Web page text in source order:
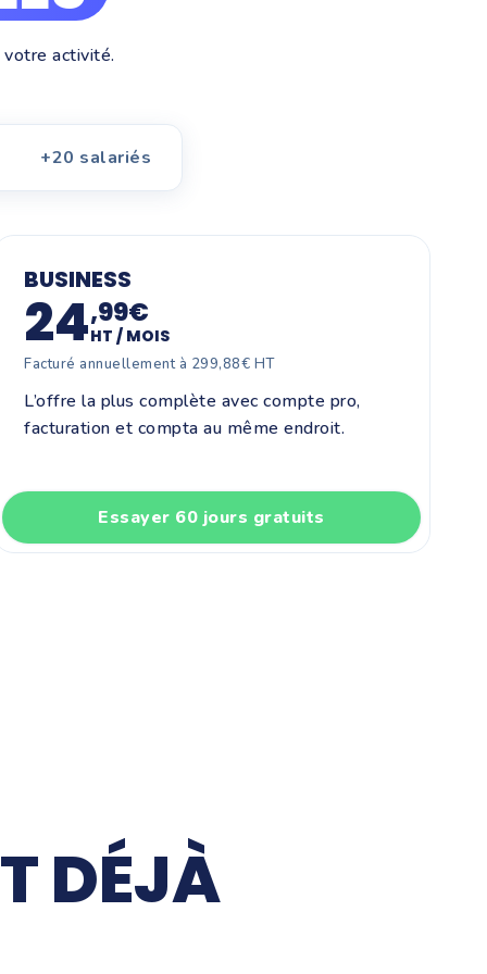
activité.
+20 salariés
BUSINESS
24,99€
HT / MOIS
Facturé annuellement à 299,88€ HT
L’offre la plus complète avec compte pro,
facturation et compta au même endroit.
Essayer 60 jours gratuits
DÉJÀ